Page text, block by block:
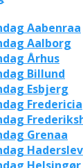
Aabenraa
Aalborg
Århus
Billund
Esbjerg
Fredericia
Grenaa
Haderslev